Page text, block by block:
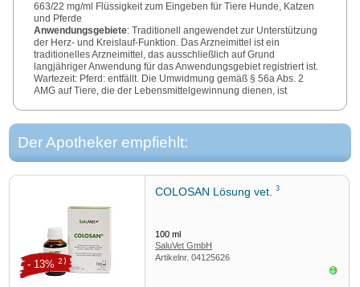
663/22 mg/ml Flüssigkeit zum Eingeben für Tiere Hunde, Katzen
und Pferde
Anwendungsgebiete: Traditionell angewendet zur Unterstützung
der Herz- und Kreislauf-Funktion. Das Arzneimittel ist ein
traditionelles Arzneimittel, das ausschließlich auf Grund
langjähriger Anwendung für das Anwendungsgebiet registriert ist.
Wartezeit: Pferd: entfällt. Die Umwidmung gemäß § 56a Abs. 2
AMG auf Tiere, die der Lebensmittelgewinnung dienen, ist
Zu Risiken und Nebenwirkungen lesen Sie die Packungsbeilage
und fragen Sie die Tierärztin, den Tierarzt oder in Ihrer
Apotheke.
DHU Arzneimittel GmbH & Co. KG, Karlsruhe
Der Apotheker empfiehlt:
COLOSAN Lösung vet.3
100ml
SaluVet GmbH
Artikelnr.04125626
- 13% 2)